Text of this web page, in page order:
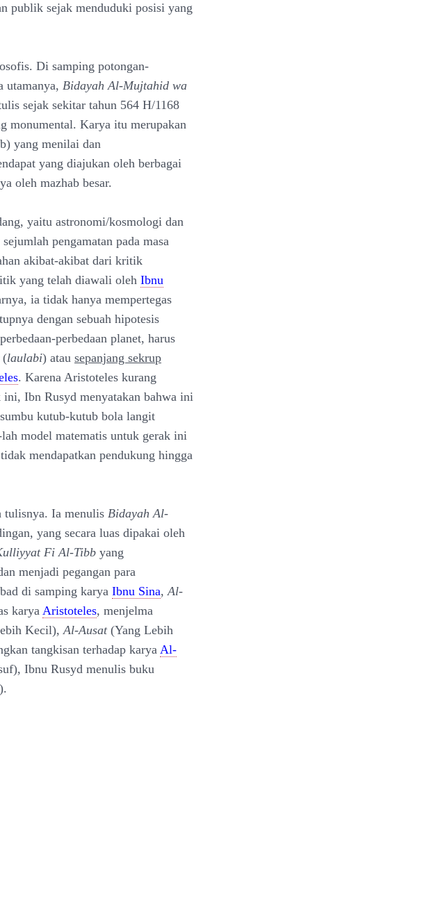
publik sejak menduduki posisi yang
Di samping potongan-
utamanya, Bidayah Al-Mujtahid wa
sejak sekitar tahun 564 H/1168
monumental. Karya itu merupakan
yang menilai dan
yang diajukan oleh berbagai
oleh mazhab besar.
yaitu astronomi/kosmologi dan
pengamatan pada masa
akibat-akibat dari kritik
yang telah diawali oleh Ibnu
ia tidak hanya mempertegas
dengan sebuah hipotesis
perbedaan planet, harus
(laulabi) atau sepanjang sekrup
. Karena Aristoteles kurang
ini, Ibn Rusyd menyatakan bahwa ini
kutub-kutub bola langit
model matematis untuk gerak ini
mendapatkan pendukung hingga
tulisnya. Ia menulis Bidayah Al-
yang secara luas dipakai oleh
Fi Al-Tibb yang
menjadi pegangan para
di samping karya Ibnu Sina, Al-
karya Aristoteles, menjelma
Kecil),Al-Ausat(Yang Lebih
tangkisan terhadap karya Al-
Ibnu Rusyd menulis buku